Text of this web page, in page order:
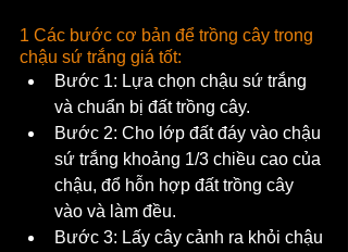
1 Các bước cơ bản để trồng cây trong
chậu sứ trắng giá tốt:
Bước 1: Lựa chọn chậu sứ trắng
và chuẩn bị đất trồng cây.
Bước 2: Cho lớp đất đáy vào chậu
sứ trắng khoảng 1/3 chiều cao của
chậu, đổ hỗn hợp đất trồng cây
vào và làm đều.
Bước 3: Lấy cây cảnh ra khỏi chậu